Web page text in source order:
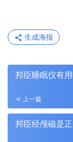
生成海报
邦臣睡眠仪有
上一篇
邦臣经颅磁是